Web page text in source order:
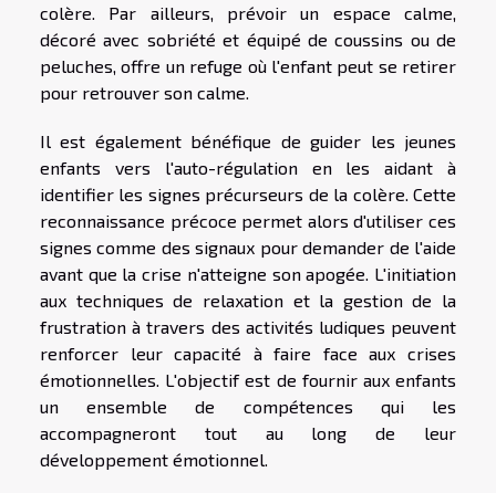
colère. Par ailleurs, prévoir un espace calme,
décoré avec sobriété et équipé de coussins ou de
peluches, offre un refuge où l'enfant peut se retirer
pour retrouver son calme.
Il est également bénéfique de guider les jeunes
enfants vers l'auto-régulation en les aidant à
identifier les signes précurseurs de la colère. Cette
reconnaissance précoce permet alors d'utiliser ces
signes comme des signaux pour demander de l'aide
avant que la crise n'atteigne son apogée. L'initiation
aux techniques de relaxation et la gestion de la
frustration à travers des activités ludiques peuvent
renforcer leur capacité à faire face aux crises
émotionnelles. L'objectif est de fournir aux enfants
un ensemble de compétences qui les
accompagneront tout au long de leur
développement émotionnel.